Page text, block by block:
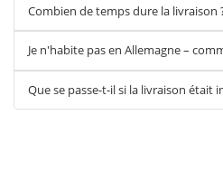
Combien de temps dure la livraison
Je n'habite pas en Allemagne –
Que se passe-t-il si la livraison était